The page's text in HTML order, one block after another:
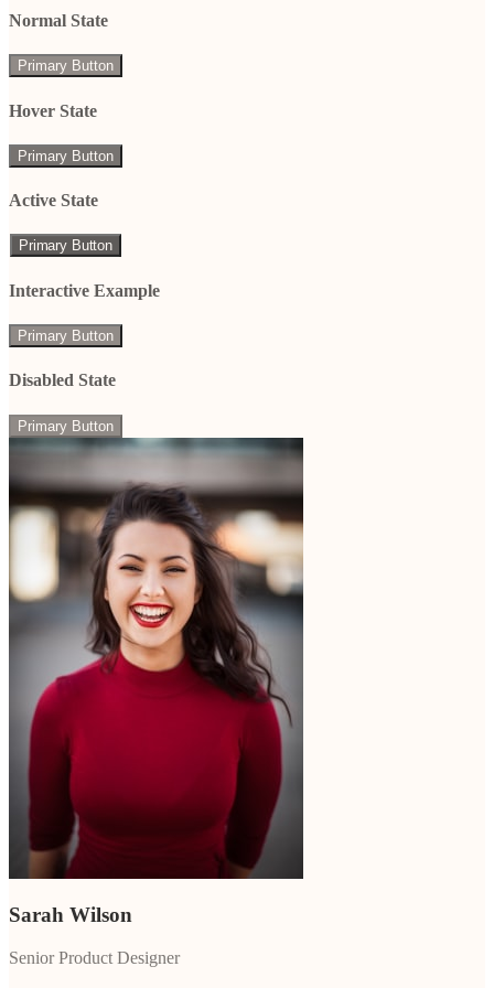
Normal State
Primary Button
Hover State
Primary Button
Active State
Primary Button
Interactive Example
Primary Button
Disabled State
Primary Button
Sarah Wilson
Senior Product Designer